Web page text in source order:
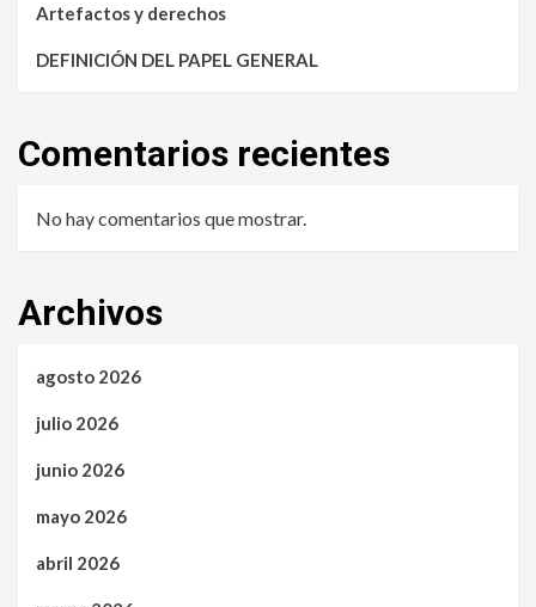
Artefactos y derechos
DEFINICIÓN DEL PAPEL GENERAL
Comentarios recientes
No hay comentarios que mostrar.
Archivos
agosto 2026
julio 2026
junio 2026
mayo 2026
abril 2026